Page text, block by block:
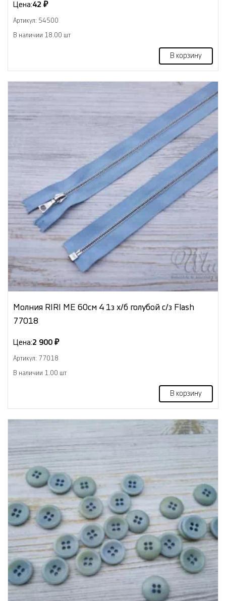
Цена:42 ₽
Артикул: 54500
В наличии 18.00 шт
В корзину
Молния RIRI ME 60см 4 1з х/б голубой с/з Flash
77018
Цена:2 900 ₽
Артикул: 77018
В наличии 1.00 шт
В корзину